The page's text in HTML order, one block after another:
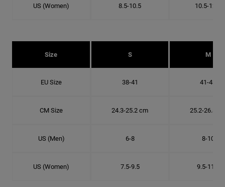
US (Women) 8.5-10.5 10.5-12.5
Size S M
EU Size 38-41 41-43
CM Size 24.3-25.2 cm 25.2-26.8
US (Men) 6-8 8-10
US (Women) 7.5-9.5 9.5-11.5